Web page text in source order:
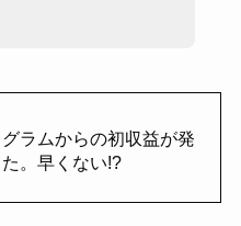
ラムからの初収益が発
。早くない!?